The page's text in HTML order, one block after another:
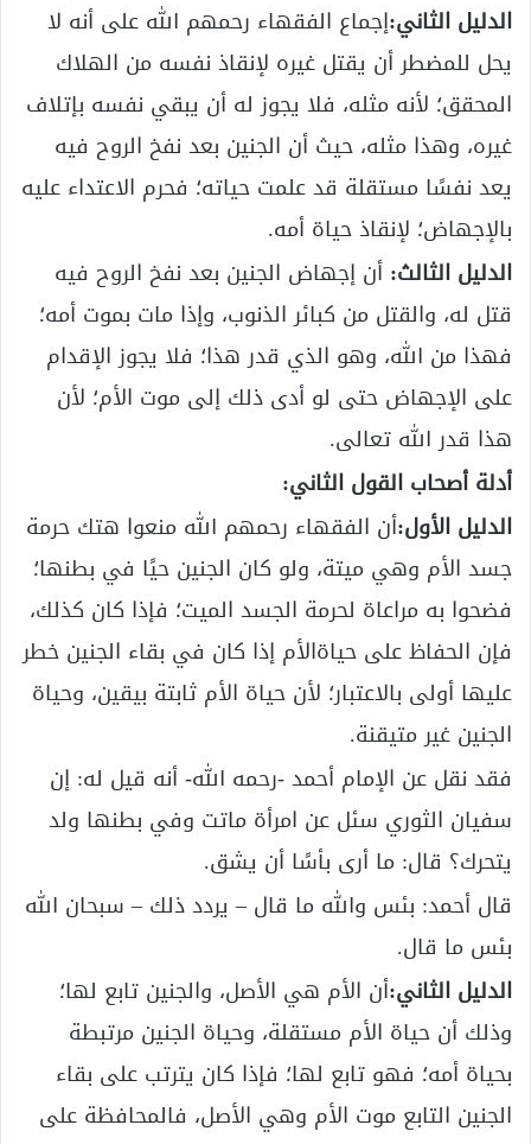
الدليل الثاني:إجماع الفقهاء رحمهم الله على أنه لا
يحل للمضطر أن يقتل غيره لإنقاذ نفسه من الهلاك
المحقق؛ لأنه مثله، فلا يجوز له أن يبقي نفسه بإتلاف
غيره، وهذا مثله، حيث أن الجنين بعد نفخ الروح فيه
يعد نفسًا مستقلة قد علمت حياته؛ فحرم الاعتداء عليه
بالإجهاض؛ لإنقاذ حياة أمه.
الدليل الثالث: أن إجهاض الجنين بعد نفخ الروح فيه
قتل له، والقتل من كبائر الذنوب، وإذا مات بموت أمه؛
فهذا من الله، وهو الذي قدر هذا؛ فلا يجوز الإقدام
على الإجهاض حتى لو أدى ذلك إلى موت الأم؛ لأن
هذا قدر الله تعالى.
أدلة أصحاب القول الثاني:
الدليل الأول:أن الفقهاء رحمهم الله منعوا هتك حرمة
جسد الأم وهي ميتة، ولو كان الجنين حيًا في بطنها؛
فضحوا به مراعاة لحرمة الجسد الميت؛ فإذا كان كذلك،
فإن الحفاظ على حياةالأم إذا كان في بقاء الجنين خطر
عليها أولى بالاعتبار؛ لأن حياة الأم ثابتة بيقين، وحياة
الجنين غير متيقنة.
فقد نقل عن الإمام أحمد -رحمه الله- أنه قيل له: إن
سفيان الثوري سئل عن امرأة ماتت وفي بطنها ولد
يتحرك؟ قال: ما أرى بأسًا أن يشق.
قال أحمد: بئس والله ما قال – يردد ذلك – سبحان الله
بئس ما قال.
الدليل الثاني:أن الأم هي الأصل، والجنين تابع لها؛
وذلك أن حياة الأم مستقلة، وحياة الجنين مرتبطة
بحياة أمه؛ فهو تابع لها؛ فإذا كان يترتب على بقاء
الجنين التابع موت الأم وهي الأصل، فالمحافظة على